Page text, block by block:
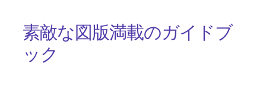
素敵な図版満載のガイドブ
ック